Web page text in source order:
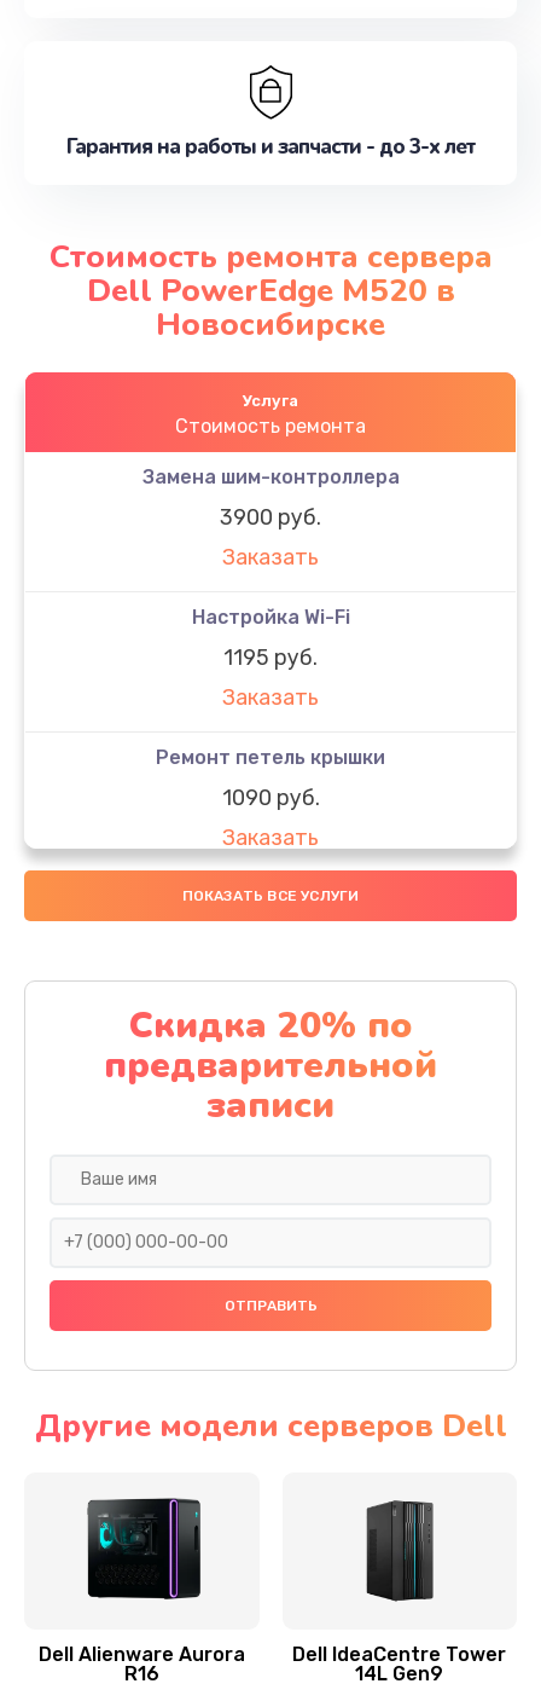
Гарантия на работы и запчасти - до 3-х лет
Стоимость ремонта сервера
Dell PowerEdge M520 в
Новосибирске
Услуга
Стоимость ремонта
Замена шим-контроллера
3900 руб.
Заказать
Настройка Wi-Fi
1195 руб.
Заказать
Ремонт петель крышки
1090 руб.
Заказать
Замена вебкамеры
Заказать
Установка драйверов
1000 руб.
Заказать
Замена жесткого диска
Ремонт цепей питания
Ремонт разъема питания
ПОКАЗАТЬ ВСЕ УСЛУГИ
Скидка 20% по
предварительной
записи
Другие модели серверов Dell
Dell Alienware Aurora
R16
Dell IdeaCentre Tower
14L Gen9